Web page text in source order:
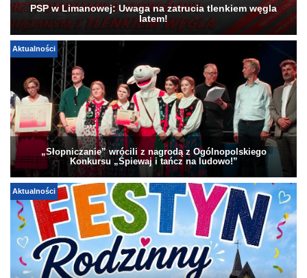
PSP w Limanowej: Uwaga na zatrucia tlenkiem węgla
latem!
Aktualności
„Słopniczanie” wrócili z nagrodą z Ogólnopolskiego
Konkursu „Śpiewaj i tańcz na ludowo!”
Aktualności